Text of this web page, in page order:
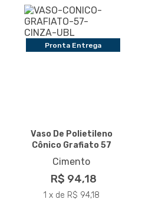
Pronta Entrega
Vaso De Polietileno
Cônico Grafiato 57
Cimento
R$ 94,18
1 x de R$ 94,18